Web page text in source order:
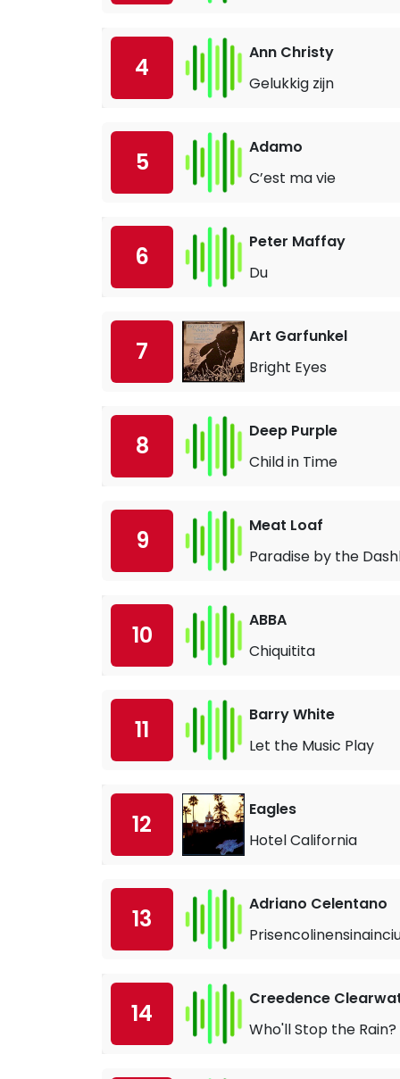
4
Ann Christy
Gelukkig zijn
5
Adamo
C’est ma vie
6
Peter Maffay
Du
7
Art Garfunkel
Bright Eyes
8
Deep Purple
Child in Time
9
Meat Loaf
Paradise by the
10
ABBA
Chiquitita
11
Barry White
Let the Music Play
12
Eagles
Hotel California
13
Adriano Celentano
14
Creedence
Who'll Stop the Rain?